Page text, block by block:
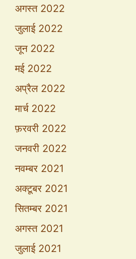
अगस्त 2022
जुलाई 2022
जून 2022
मई 2022
अप्रैल 2022
मार्च 2022
फ़रवरी 2022
जनवरी 2022
नवम्बर 2021
अक्टूबर 2021
सितम्बर 2021
अगस्त 2021
जुलाई 2021